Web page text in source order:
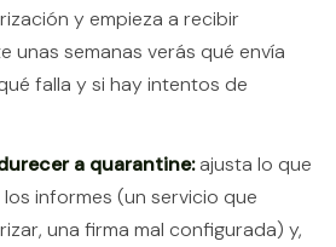
y empieza a recibir
unas semanas verás qué envía
falla y si hay intentos de
a quarantine:ajusta lo que
informes (un servicio que
una firma mal configurada) y,